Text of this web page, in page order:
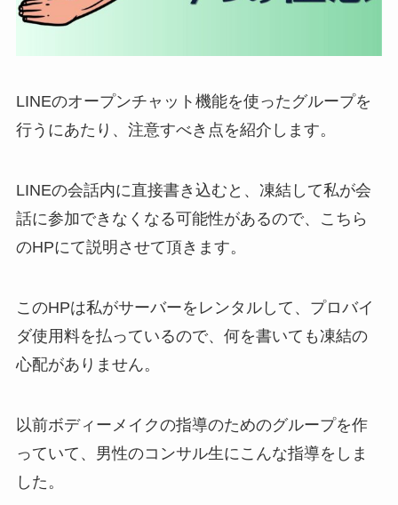
LINEのオープンチャット機能を使ったグループを
行うにあたり、注意すべき点を紹介します。
LINEの会話内に直接書き込むと、凍結して私が会
話に参加できなくなる可能性があるので、こちら
のHPにて説明させて頂きます。
このHPは私がサーバーをレンタルして、プロバイ
ダ使用料を払っているので、何を書いても凍結の
心配がありません。
以前ボディーメイクの指導のためのグループを作
っていて、男性のコンサル生にこんな指導をしま
した。